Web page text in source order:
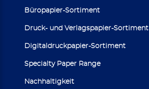
Büropapier-Sortiment
Druck- und Verlagspapier-Sortiment
Digitaldruckpapier-Sortiment
Specialty Paper Range
Nachhaltigkeit